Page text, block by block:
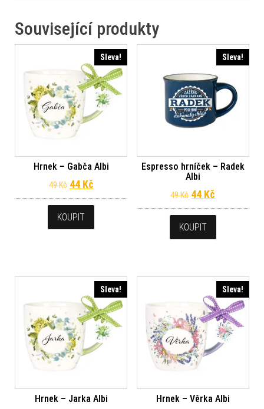
Související produkty
Sleva!
Hrnek – Gabča Albi
49Kč Původní cena byla: 49 Kč.
44 KčAktuální cena je: 44 Kč.
KOUPIT
Sleva!
Espresso hrníček – Radek
Albi
49Kč Původní cena
44 Kč
KOUPIT
Sleva!
Hrnek – Jarka Albi
Sleva!
Hrnek – Věrka Albi